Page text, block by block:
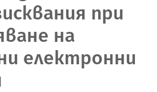
при
на
електронни